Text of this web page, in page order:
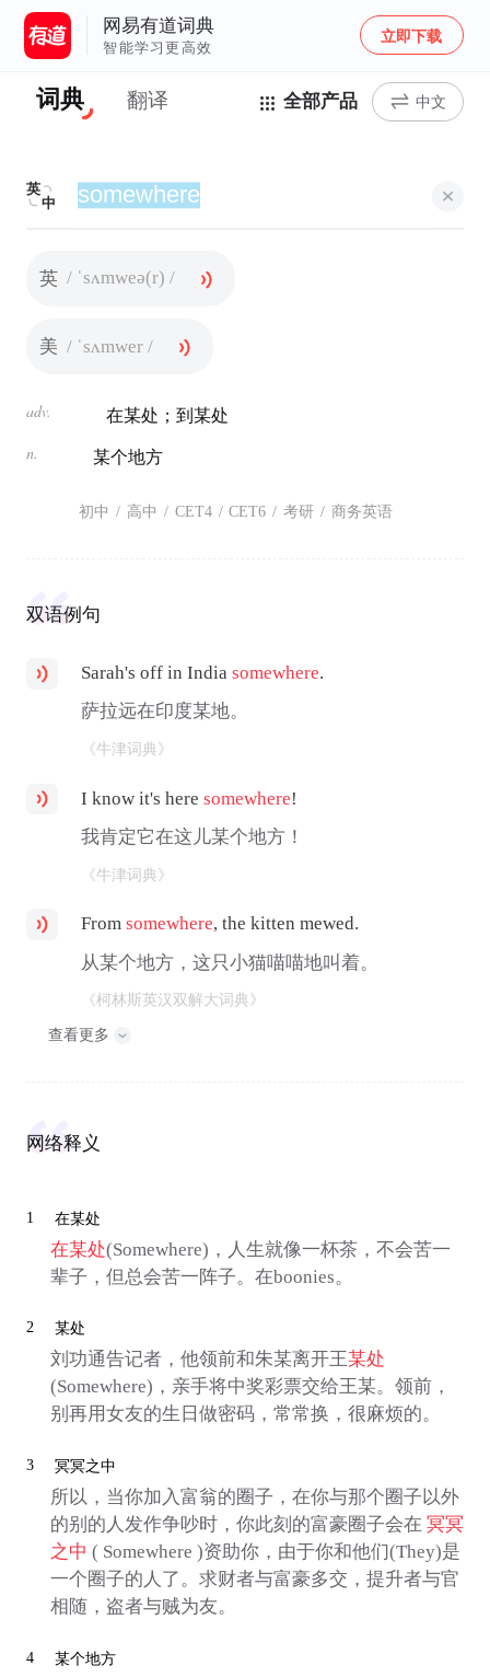
网易有道词典
智能学习更高效
立即下载
词典 翻译 全部产品 中文
英
中
英 / ˈsʌmweə(r) /
美 / ˈsʌmwer /
adv. 在某处；到某处
n. 某个地方
初中 / 高中 / CET4 / CET6 / 考研 / 商务英语
双语例句
Sarah's off in Indiasomewhere.
萨拉远在印度某地。
《牛津词典》
I know it's heresomewhere!
我肯定它在这儿某个地方！
《牛津词典》
Fromsomewhere, the kitten mewed.
从某个地方，这只小猫喵喵地叫着。
《柯林斯英汉双解大词典》
查看更多
网络释义
1 在某处
在某处(Somewhere)，人生就像一杯茶，不会苦一
辈子，但总会苦一阵子。在boonies。
2 某处
刘功通告记者，他领前和朱某离开王某处
(Somewhere)，亲手将中奖彩票交给王某。领前，
别再用女友的生日做密码，常常换，很麻烦的。
3 冥冥之中
所以，当你加入富翁的圈子，在你与那个圈子以外
的别的人发作争吵时，你此刻的富豪圈子会在 冥冥
之中 ( Somewhere )资助你，由于你和他们(They)是
一个圈子的人了。求财者与富豪多交，提升者与官
相随，盗者与贼为友。
4 某个地方